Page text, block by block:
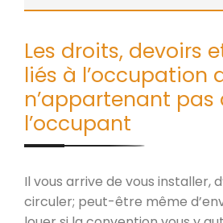
Les droits, devoirs
liés à l’occupation
n’appartenant pas
l’occupant
Il vous arrive de vous installer,
circuler; peut-être même